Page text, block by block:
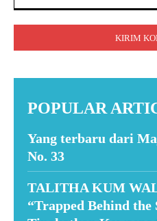
POPULAR
Yang terbaru dari
No. 33
TALITHA KUM
“Trapped Behind the